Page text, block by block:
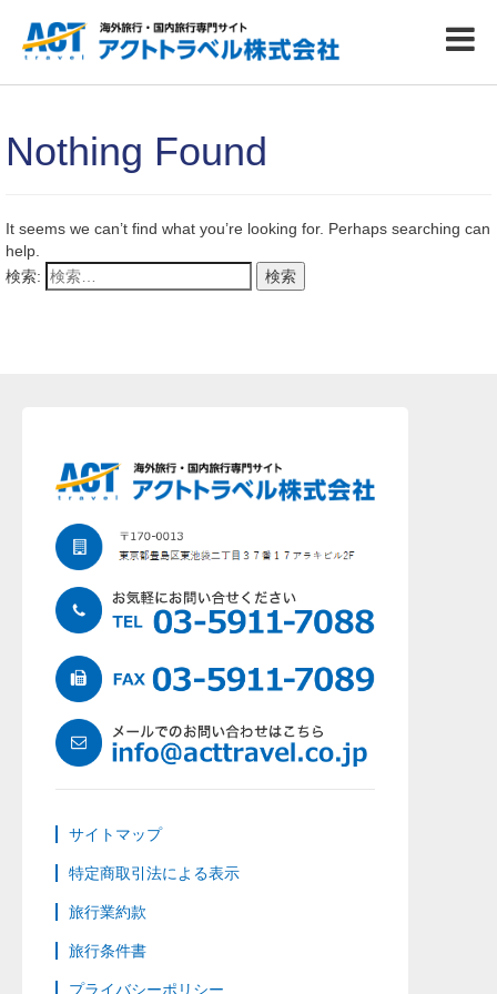
Nothing Found
It seems we can’t find what you’re looking for. Perhaps searching can
help.
検索:
サイトマップ
特定商取引法による表示
旅行業約款
旅行条件書
プライバシーポリシー